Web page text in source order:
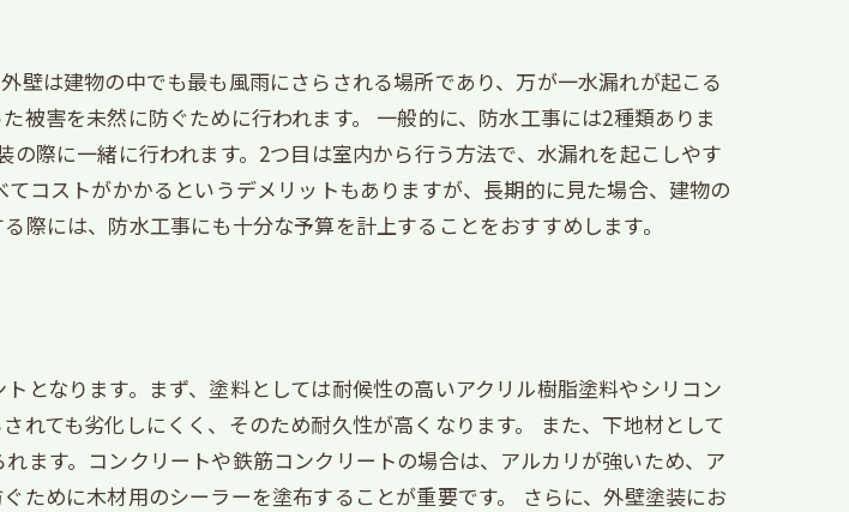
壁は建物の中でも最も風雨にさらされる場所であり、万が一水漏れが起こる
被害を未然に防ぐために行われます。 一般的に、防水工事には2種類ありま
際に一緒に行われます。2つ目は室内から行う方法で、水漏れを起こしやす
コストがかかるというデメリットもありますが、長期的に見た場合、建物の
には、防水工事にも十分な予算を計上することをおすすめします。
となります。まず、塗料としては耐候性の高いアクリル樹脂塗料やシリコン
れても劣化しにくく、そのため耐久性が高くなります。 また、下地材として
ます。コンクリートや鉄筋コンクリートの場合は、アルカリが強いため、ア
ために木材用のシーラーを塗布することが重要です。 さらに、外壁塗装にお